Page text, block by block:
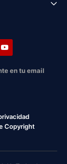
en tu email
Copyright